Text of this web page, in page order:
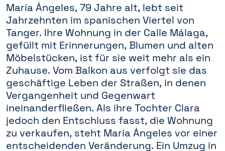
María Ángeles, 79 Jahre alt, lebt seit
Jahrzehnten im spanischen Viertel von
Tanger. Ihre Wohnung in der Calle Málaga,
gefüllt mit Erinnerungen, Blumen und alten
Möbelstücken, ist für sie weit mehr als ein
Zuhause. Vom Balkon aus verfolgt sie das
geschäftige Leben der Straßen, in denen
Vergangenheit und Gegenwart
ineinanderfließen. Als ihre Tochter Clara
jedoch den Entschluss fasst, die Wohnung
zu verkaufen, steht María Ángeles vor einer
entscheidenden Veränderung. Ein Umzug in